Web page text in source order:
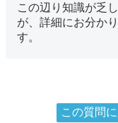
この辺り知識が乏
が、詳細にお分か
す。
この質問